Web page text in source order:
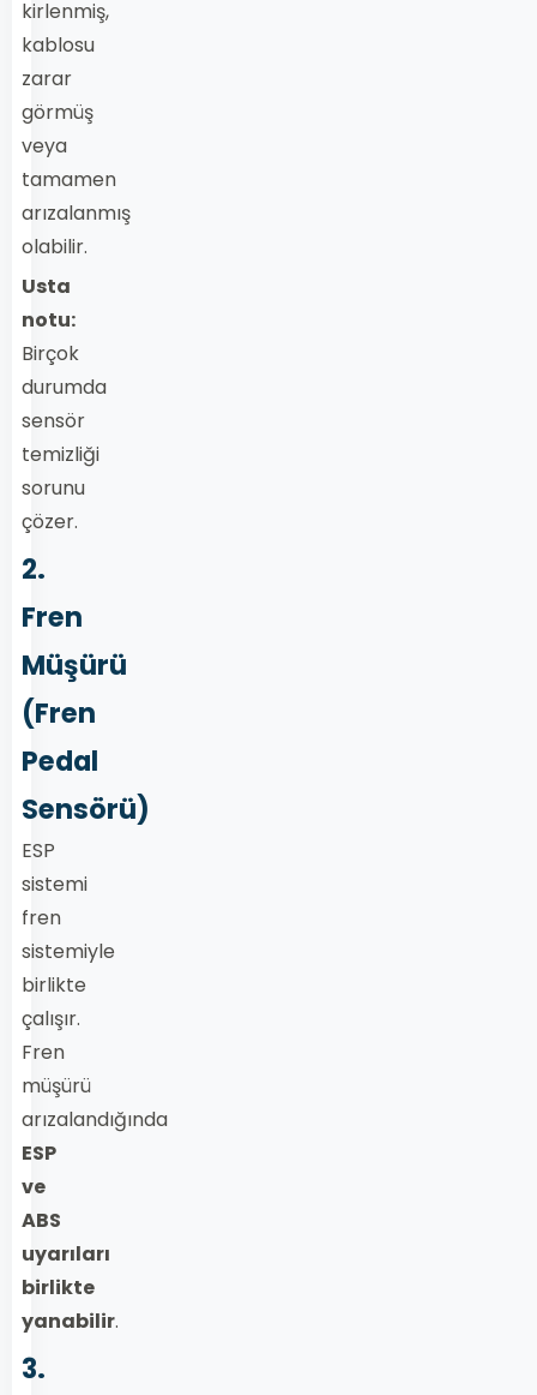
kirlenmiş,
kablosu
zarar
görmüş
veya
tamamen
arızalanmış
olabilir.
Usta
notu:
Birçok
durumda
sensör
temizliği
sorunu
çözer.
2.
Fren
Müşürü
(Fren
Pedal
Sensörü)
ESP
sistemi
fren
sistemiyle
birlikte
çalışır.
Fren
müşürü
arızalandığında
ESP
ve
ABS
uyarıları
birlikte
yanabilir.
3.